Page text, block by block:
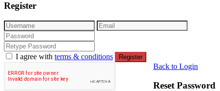
Register
I agree with terms & conditions Register
Back to Login
Reset Password